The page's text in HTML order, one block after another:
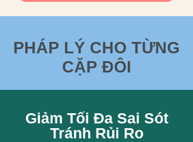
PHÁP LÝ CHO TỪNG
CẶP ĐÔI
Giảm Tối Đa Sai Sót
Tránh Rủi Ro